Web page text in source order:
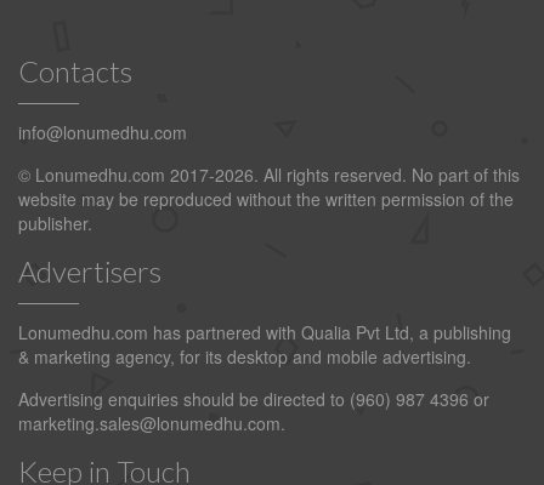
Contacts
info@lonumedhu.com
© Lonumedhu.com 2017-2026. All rights reserved. No part of this
website may be reproduced without the written permission of the
publisher.
Advertisers
Lonumedhu.com has partnered with Qualia Pvt Ltd, a publishing
& marketing agency, for its desktop and mobile advertising.
Advertising enquiries should be directed to (960) 987 4396 or
marketing.sales@lonumedhu.com.
Keep in Touch